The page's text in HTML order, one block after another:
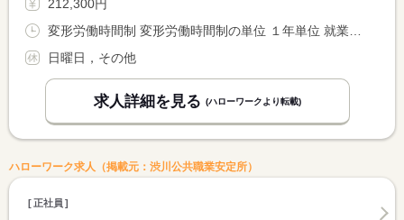
212,300円
日曜日，その他
求人詳細を見る (ハローワークより転載)
ハローワーク求人（掲載元：渋川公共職業安定所）
正社員